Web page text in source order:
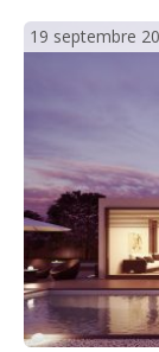
de la chaleur…
19 septembre